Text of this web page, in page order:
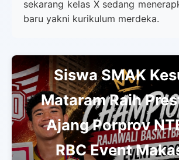
sekarang kelas X sedang
baru yakni kurikulum merdeka.
Siswa SMAK
Mataram Raih
Ajang Porprov
RBC Event